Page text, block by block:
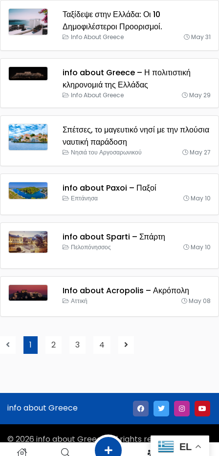
Ταξίδεψε στην Ελλάδα: Οι 10
Δημοφιλέστεροι Προορισμοί.
Info About Greece May 31
info about Greece – Η πολιτιστική
κληρονομιά της Ελλάδας
Info About Greece May 29
Σπέτσες, το μαγευτικό νησί με την πλούσια
ναυτική παράδοση
Νησιά του Αργοσαρωνικού May 27
info about Paxoi – Παξοί
Επτάνησα May 10
info about Sparti – Σπάρτη
Πελοπόνησσος May 10
Info about Acropolis – Ακρόπολη
Αττική May 08
1 2 3 4
info about Greece
© 2026 info about Greece All rights reserved.
EL